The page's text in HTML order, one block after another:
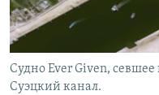
Судно Ever Given,
Суэцкий канал.